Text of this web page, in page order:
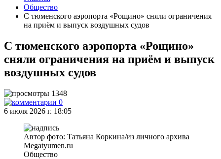
Общество
С тюменского аэропорта «Рощино» сняли ограничения
на приём и выпуск воздушных судов
С тюменского аэропорта «Рощино»
сняли ограничения на приём и выпуск
воздушных судов
1348
0
6 июля 2026 г. 18:05
Автор фото: Татьяна Коркина/из личного архива
Megatyumen.ru
Общество